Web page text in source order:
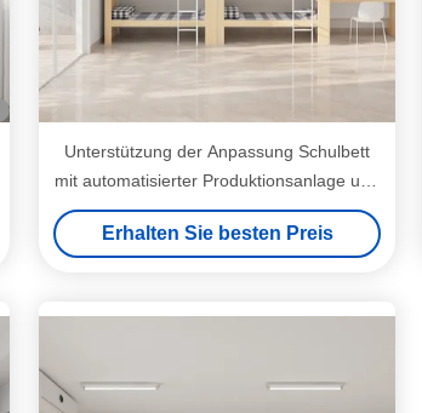
Unterstützung der Anpassung Schulbett
mit automatisierter Produktionsanlage und
Knock Down Packing
Erhalten Sie besten Preis